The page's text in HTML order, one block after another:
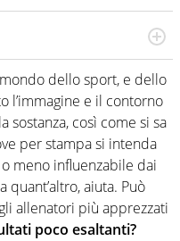
manifestazioni
e testate. Esperienza,
storica. Si occupa
dello sport, e dello
l’immagine e il contorno
sostanza, così come si sa
per stampa si intenda
meno influenzabile dai
quant’altro, aiuta. Può
allenatori più apprezzati
poco esaltanti?